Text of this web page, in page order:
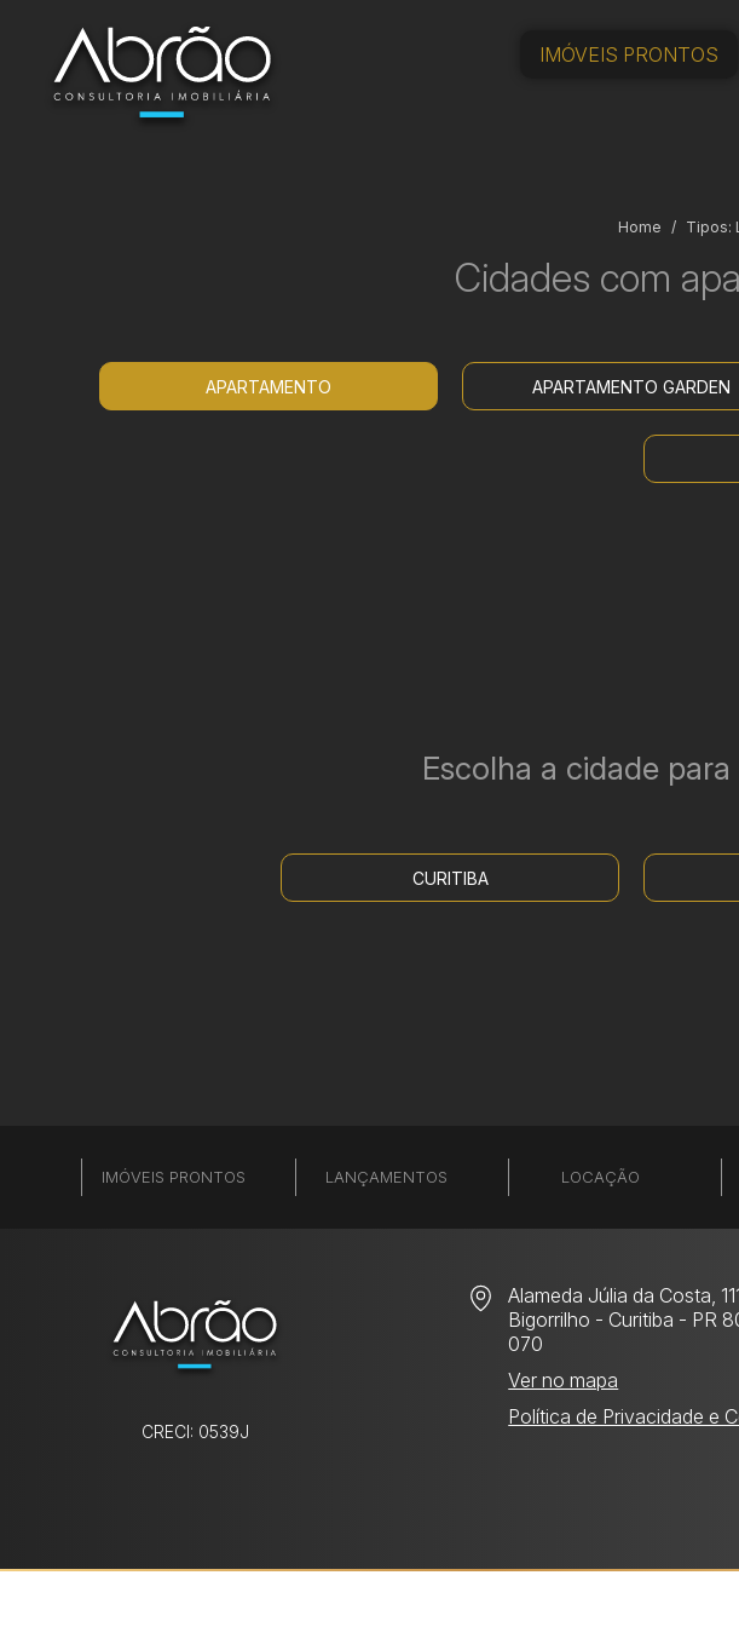
IMÓVEIS PRONTOS
Home Tipos:
Cidades com
APARTAMENTO APARTAMENTO GARDEN
Escolha a cidade
CURITIBA
IMÓVEIS PRONTOS LANÇAMENTOS LOCAÇÃO
CRECI: 0539J
Alameda Júlia da Costa,
Bigorrilho - Curitiba - PR
070
Ver no mapa
Política de Privacidade e